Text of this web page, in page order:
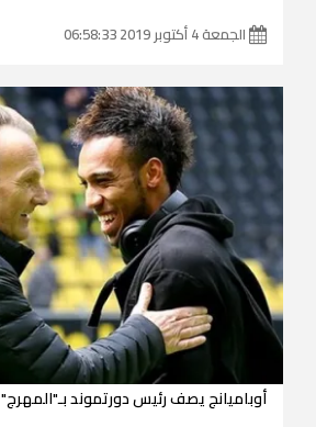
الجمعة 4 أكتوبر 2019 06:58:33
أوباميانج يصف رئيس دورتموند بـ"المهرج"